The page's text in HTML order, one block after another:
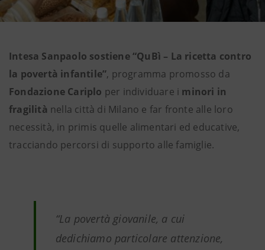
Intesa Sanpaolo sostiene “QuBì – La ricetta contro
la povertà infantile”, programma promosso da
Fondazione Cariplo per individuare i minori in
fragilità nella città di Milano e far fronte alle loro
necessità, in primis quelle alimentari ed educative,
tracciando percorsi di supporto alle famiglie.
“La povertà giovanile, a cui
dedichiamo particolare attenzione,